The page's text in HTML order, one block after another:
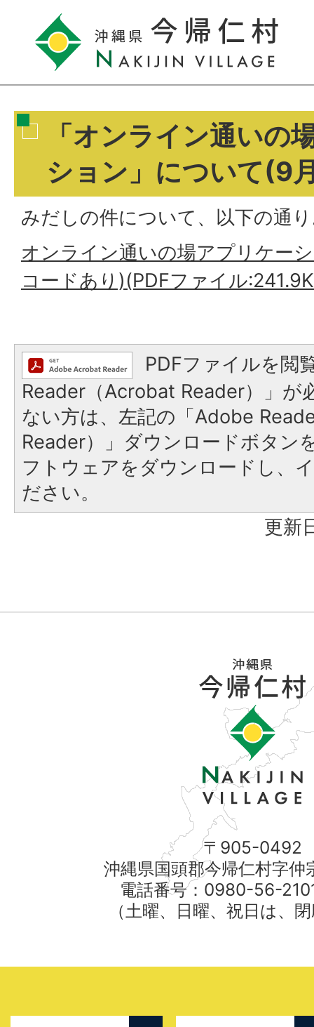
「オンライン通いの
ション」について(9
みだしの件について、以下の通
オンライン通いの場アプリケー
コードあり)(PDFファイル
PDFファイルを閲
Reader（Acrobat Reader）」が
ない方は、左記の「Adobe
Reader）」ダウンロードボタン
フトウェアをダウンロードし、
ださい。
更新
〒905-0492
沖縄県国頭郡今帰仁村字仲
電話番号：0980-56-
（土曜、日曜、祝日は、